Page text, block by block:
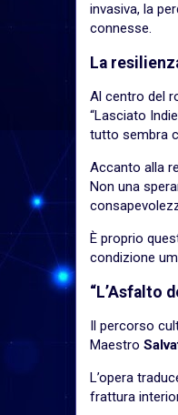
invasiva, la
connesse.
La
Al centro del
“Lasciato
tutto sembra
Accanto alla
Non una
È proprio
condizione
“L’Asfalto
Il percorso
Maestro
L’opera
frattura